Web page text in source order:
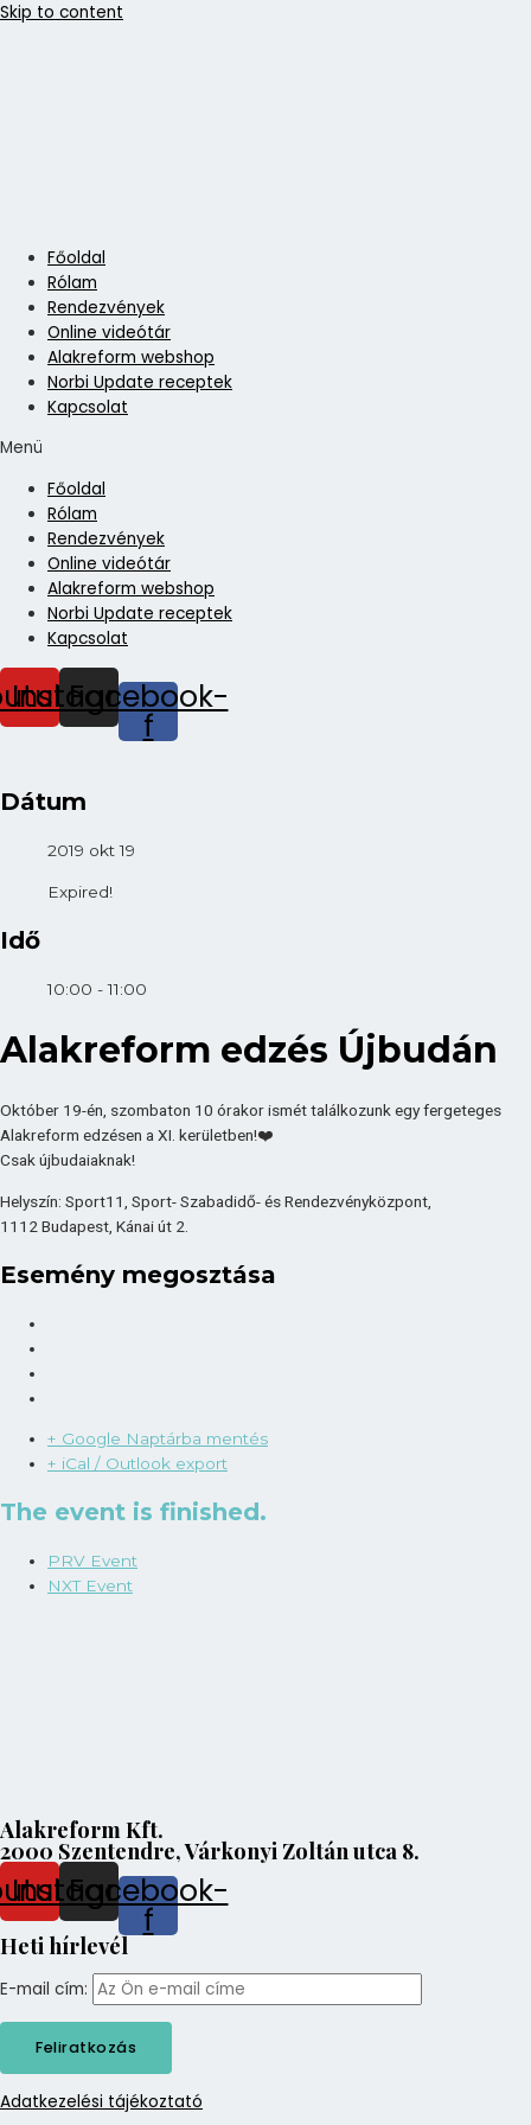
Skip to content
Főoldal
Rólam
Rendezvények
Online videótár
Alakreform webshop
Norbi Update receptek
Kapcsolat
Menü
Főoldal
Rólam
Rendezvények
Online videótár
Alakreform webshop
Norbi Update receptek
Kapcsolat
Instagram
Facebook-
f
Dátum
2019 okt 19
Expired!
Idő
10:00 - 11:00
Alakreform edzés Újbudán
Október 19-én, szombaton 10 órakor ismét találkozunk egy fergeteges
Alakreform edzésen a XI. kerületben!❤️
Csak újbudaiaknak!
Helyszín: Sport11, Sport- Szabadidő- és Rendezvényközpont,
1112 Budapest, Kánai út 2.
Esemény megosztása
+ Google Naptárba mentés
+ iCal / Outlook export
The event is finished.
PRV Event
NXT Event
Alakreform Kft.
2000 Szentendre, Várkonyi Zoltán utca 8.
Instagram
Facebook-
f
Heti hírlevél
E-mail cím:
Adatkezelési tájékoztató